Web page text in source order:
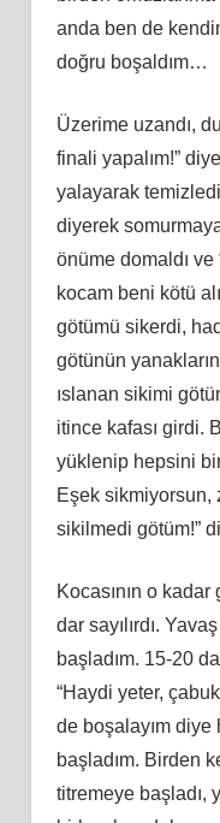
anda ben de
doğru boşaldım…
Üzerime uzandı,
finali yapalım!”
yalayarak
diyerek
önüme domaldı
kocam beni kötü
götümü sikerdi,
götünün
ıslanan sikimi
itince kafası girdi.
yüklenip hepsini
Eşeksikmiyorsun,
sikilmedi götüm!”
Kocasının o
dar sayılırdı.
başladım. 15-20
“Haydi yeter,
de boşalayım diye
başladım. Birden
titremeye başladı,